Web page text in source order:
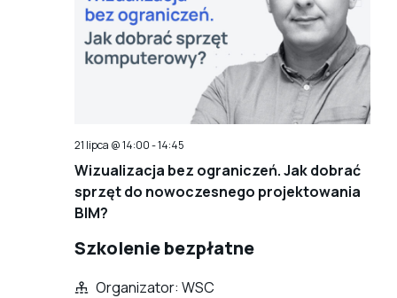
21 lipca @ 14:00-14:45
Wizualizacja bez ograniczeń. Jak dobrać
sprzęt do nowoczesnego projektowania
BIM?
Szkolenie bezpłatne
Organizator: WSC